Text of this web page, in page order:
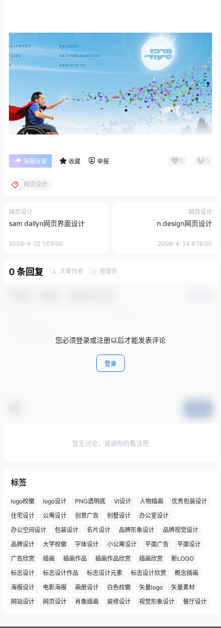
海报分享 收藏 举报 0 0
网页设计
网页设计
sam dallyn网页界面设计
2008-4-22 1:09:00
网页设计
n.design网页设计
2008-4-24 8:18:00
0 条回复 A 文章作者 M 管理员
您必须登录或注册以后才能发表评论
登录
暂无讨论，说说你的看法吧
标签
logo校徽 logo设计 PNG透明底 VI设计 人物插画
优秀包装设计
住宅设计
公寓设计 创意广告 别墅设计
办公室设计
办公空间设计
包装设计 名片设计 品牌形象设计
品牌视觉设计
品牌设计
大学校徽 字体设计 小公寓设计 平面广告
平面设计
广告欣赏
插画 插画作品 插画作品欣赏 插画欣赏
新LOGO
标志设计
标志设计作品 标志设计元素 标志设计欣赏
概念插画
海报设计
电影海报 画册设计 白色校徽 矢量logo
矢量素材
网站设计
网页设计 肖像插画 装修设计 视觉形象设计 餐厅设计